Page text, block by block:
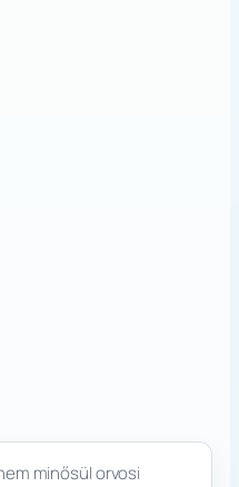
minősül orvosi